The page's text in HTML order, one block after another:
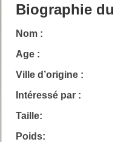
Biographie
Nom :
Age :
Ville d’origine :
Intéressé par :
Taille:
Poids: